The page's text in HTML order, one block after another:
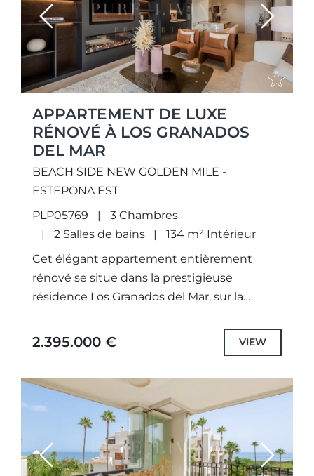
Previous Next
APPARTEMENT DE LUXE
RÉNOVÉ À LOS GRANADOS
DEL MAR
BEACH SIDE NEW GOLDEN MILE -
ESTEPONA EST
PLP05769
3 Chambres
2 Salles de bains
134 m² Intérieur
Cet élégant appartement entièrement
rénové se situe dans la prestigieuse
résidence Los Granados del Mar, sur la
d’un emplacement privilégié en bord de
2.395.000 € VIEW
Previous Next